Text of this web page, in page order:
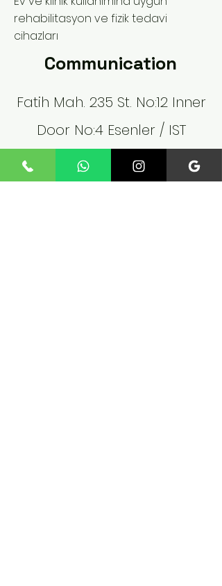
rehabilitasyon ve fizik tedavi
cihazları
Communication
Fatih Mah. 235 St. No:12 Inner
Door No:4 Esenler / IST
+90 545 824 02 61
fossiltechnology@gmail.co